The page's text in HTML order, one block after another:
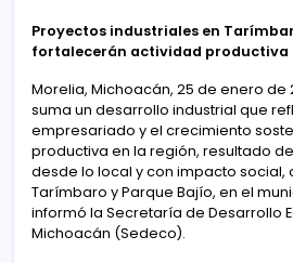
Proyectos industriales en
fortalecerán actividad productiva
Morelia, Michoacán, 25 de enero de
suma un desarrollo industrial que
empresariado y el crecimiento
productiva en la región, resultado
desde lo local y con impacto social,
Tarímbaro y Parque Bajío, en el
informó la Secretaría de Desarrollo
Michoacán (Sedeco).